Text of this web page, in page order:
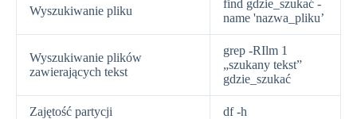
Wyszukiwanie pliku
find gdzie_szukać -
name 'nazwa_pliku’
Wyszukiwanie plików
zawierających tekst
grep -RIlm 1
„szukany tekst”
gdzie_szukać
Zajętość partycji df -h